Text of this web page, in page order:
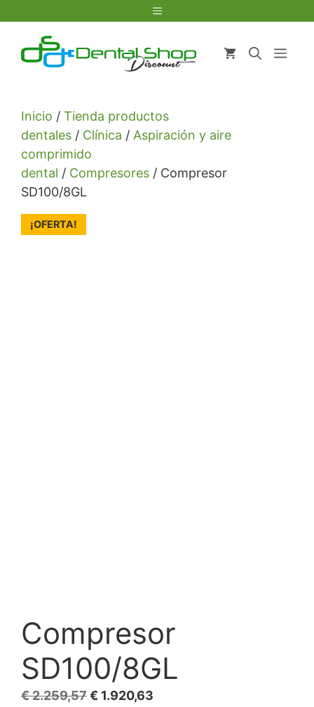
contenido
Menú
Inicio / Tienda productos
dentales / Clínica / Aspiración y aire
comprimido
dental / Compresores / Compresor
SD100/8GL
¡OFERTA!
Compresor
SD100/8GL
€2.259,57El
€ 1.920,63